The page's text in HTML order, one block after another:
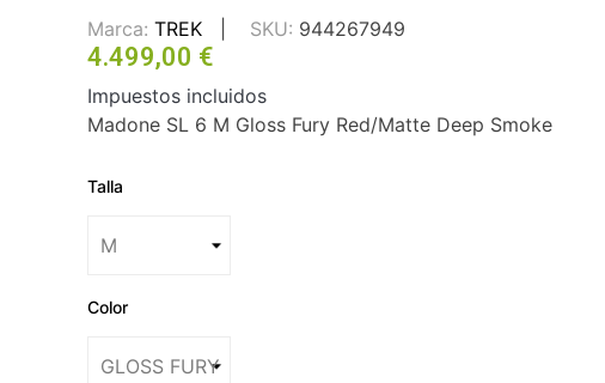
Marca: TREK SKU: 944267949
4.499,00 €
Impuestos incluidos
Madone SL 6 M Gloss Fury Red/Matte Deep Smoke
Talla
Color